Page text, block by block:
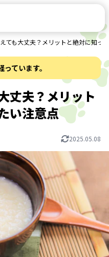
ても大丈夫？メリットと絶対に知っ
ています。
丈夫？メリット
い注意点
2025.05.08